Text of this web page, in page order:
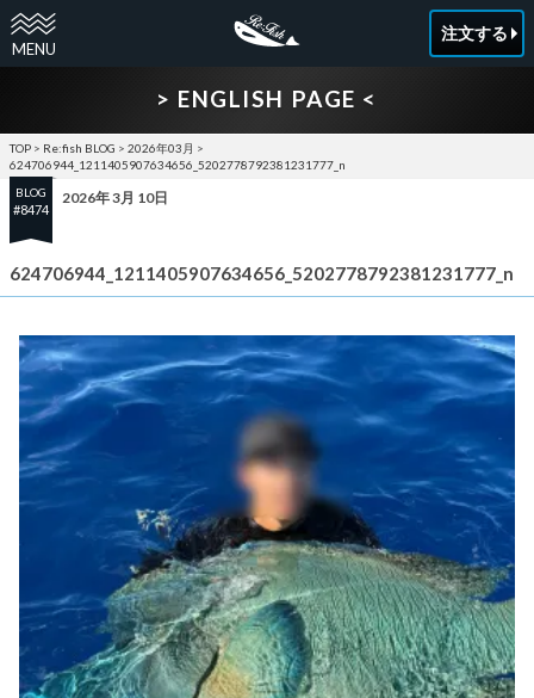
注文する
> ENGLISH PAGE <
TOP > Re:fish BLOG > 2026年03月 >
624706944_1211405907634656_5202778792381231777_n
BLOG
#8474
2026年 3月 10日
624706944_1211405907634656_5202778792381231777_n